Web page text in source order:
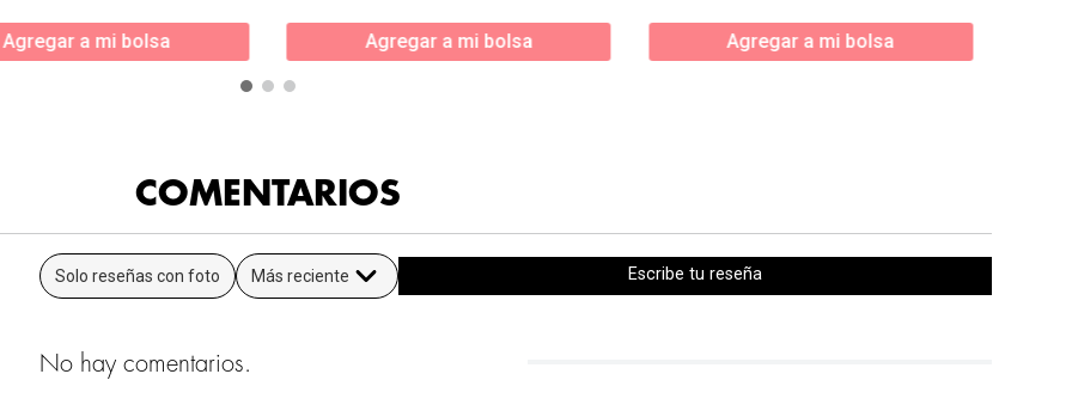
Agregar a mi bolsa Agregar a mi bolsa Agregar a mi bolsa
COMENTARIOS
Solo reseñas con foto Más reciente Escribe tu reseña
No hay comentarios.